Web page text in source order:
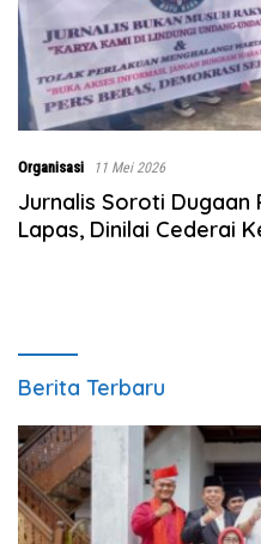
Organisasi 11 Mei 2026
Jurnalis Soroti Dugaan
Lapas, Dinilai Cederai
Berita Terbaru